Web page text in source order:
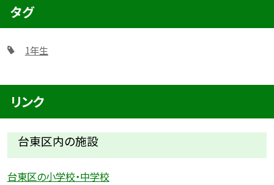
タグ
1年生
リンク
台東区内の施設
台東区の小学校・中学校